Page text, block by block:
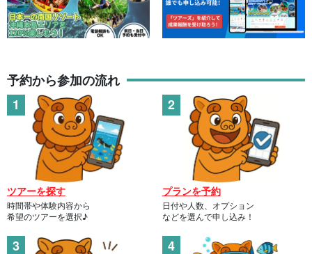
⬇︎サンセットSUPツアー単品はこちら
《写真データ無料》（No.936）
開始時間：17:30〜19:00
所要時間：約2時間
8,900円→
⬇︎サンセットカヌーツアー単品はこちら
★夏の特別SALE【宮古島・当日予約OK】サンセット
カヤックツアーで黄金に輝く絶景を堪能！SNS映え間
違いなしの感動体験！《写真データ無料》（No.937）
8,900円→
予約から参加の流れ
ツアーを探す
時間帯や体験内容から
希望のツアーを選択♪
プランを予約
日付や人数、オプション
などを選んで申し込み！